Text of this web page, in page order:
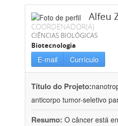
Alfeu
COORDENADOR(A)
CIÊNCIAS BIOLÓGICAS
Biotecnologia
E-mail Currículo
Título do Projeto:
anticorpo tumor-seletivo
Resumo: O câncer está